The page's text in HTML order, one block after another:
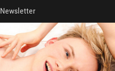
Newsletter